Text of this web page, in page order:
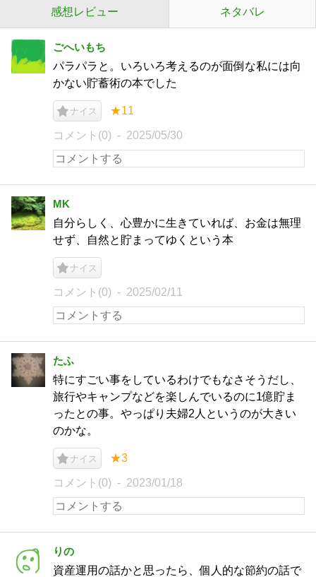
感想レビュー ネタバレ
ごへいもち
パラパラと。いろいろ考えるのが面倒な私には向
かない貯蓄術の本でした
ナイス ★11
コメント(0) 2025/05/30
MK
自分らしく、心豊かに生きていれば、お金は無理
せず、自然と貯まってゆくという本
ナイス
コメント(0) 2025/02/11
たふ
特にすごい事をしているわけでもなさそうだし、
旅行やキャンプなどを楽しんでいるのに1億貯ま
ったとの事。やっぱり夫婦2人というのが大きい
のかな。
ナイス ★3
コメント(0) 2023/01/18
りの
資産運用の話かと思ったら、個人的な節約の話で